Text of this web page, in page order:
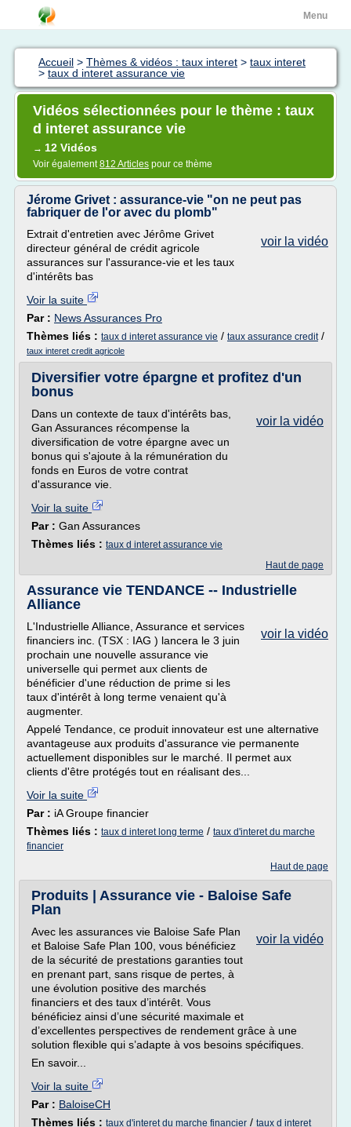
Menu
Accueil > Thèmes & vidéos : taux interet > taux interet
> taux d interet assurance vie
Vidéos sélectionnées pour le thème : taux
d interet assurance vie
→ 12 Vidéos
Voir également812 Articles pour ce thème
Jérome Grivet : assurance-vie "on ne peut pas
fabriquer de l'or avec du plomb"
voir la vidéo
Extrait d'entretien avec Jérôme Grivet
directeur général de crédit agricole
assurances sur l'assurance-vie et les taux
d'intérêts bas
Voir la suite
Par : News Assurances Pro
Thèmes liés : taux d interet assurance vie / taux assurance credit/
taux interet credit agricole
Diversifier votre épargne et profitez d'un
bonus
voir la vidéo
Dans un contexte de taux d'intérêts bas,
Gan Assurances récompense la
diversification de votre épargne avec un
bonus qui s'ajoute à la rémunération du
fonds en Euros de votre contrat
d'assurance vie.
Voir la suite
Par : Gan Assurances
Thèmes liés : taux d interet assurance vie
Haut de page
Assurance vie TENDANCE -- Industrielle
Alliance
voir la vidéo
L'Industrielle Alliance, Assurance et services
financiers inc. (TSX : IAG ) lancera le 3 juin
prochain une nouvelle assurance vie
universelle qui permet aux clients de
bénéficier d'une réduction de prime si les
taux d'intérêt à long terme venaient qu'à
augmenter.
Appelé Tendance, ce produit innovateur est une alternative
avantageuse aux produits d'assurance vie permanente
actuellement disponibles sur le marché. Il permet aux
clients d'être protégés tout en réalisant des...
Voir la suite
Par : iA Groupe financier
Thèmes liés : taux d interet long terme / taux d'interet du marche
financier
Haut de page
Produits | Assurance vie - Baloise Safe
Plan
voir la vidéo
Avec les assurances vie Baloise Safe Plan
et Baloise Safe Plan 100, vous bénéficiez
de la sécurité de prestations garanties tout
en prenant part, sans risque de pertes, à
une évolution positive des marchés
financiers et des taux d’intérêt. Vous
bénéficiez ainsi d’une sécurité maximale et
d’excellentes perspectives de rendement grâce à une
solution flexible qui s’adapte à vos besoins spécifiques.
En savoir...
Voir la suite
Par : BaloiseCH
Thèmes liés : taux d'interet du marche financier / taux d interet